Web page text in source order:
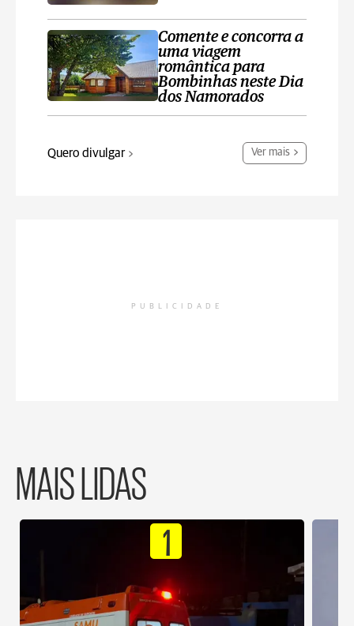
Comente e concorra a
uma viagem
romântica para
Bombinhas neste Dia
dos Namorados
Quero divulgar Ver mais
PUBLICIDADE
MAIS LIDAS
1